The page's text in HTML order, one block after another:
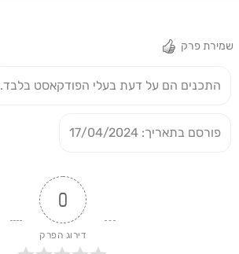
שמירת פרק
התכנים הם על דעת בעלי הפודקאסט בלבד.
פורסם בתאריך: 17/04/2024
0
דירוג הפרק